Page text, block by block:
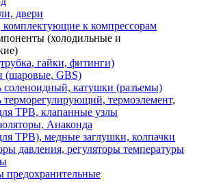
двери
к компрессорам
(холодильные и
гайки, фитинги)
(шаровые, GBS)
соленоидный, катушки (разъемы)
терморегулирующий, термоэлемент,
ТРВ, клапанные узлы
Анаконда
ТРВ), медные заглушки, колпачки
давления, регуляторы температуры
предохранительные